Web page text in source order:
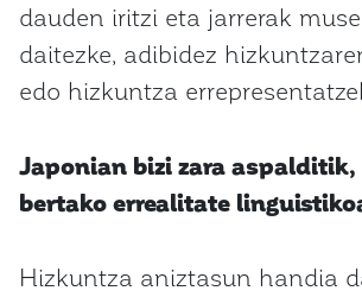
dauden iritzi eta jarrerak
daitezke, adibidez
edo hizkuntza
Japonian bizi zara
bertako errealitate
Hizkuntza aniztasun handia